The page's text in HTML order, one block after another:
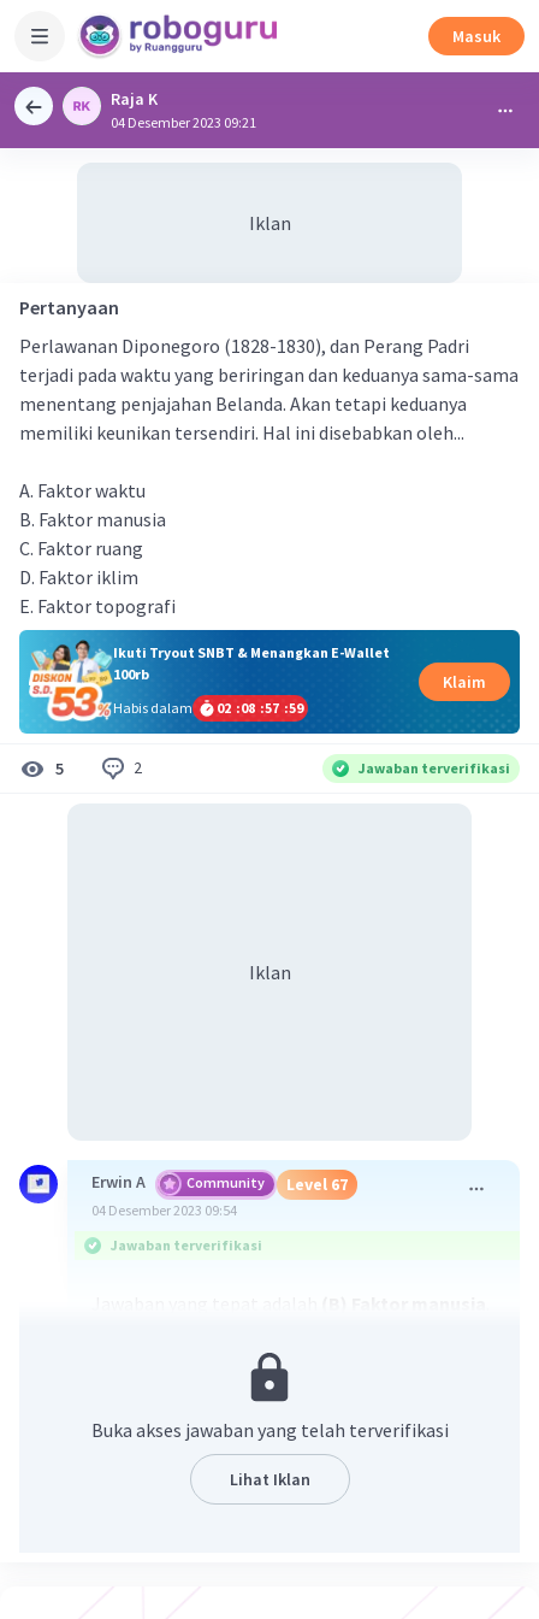
Masuk
Raja K
04 Desember 2023 09:21
Iklan
Pertanyaan
Perlawanan Diponegoro (1828-1830), dan Perang Padri
terjadi pada waktu yang beriringan dan keduanya sama-sama
menentang penjajahan Belanda. Akan tetapi keduanya
memiliki keunikan tersendiri. Hal ini disebabkan oleh...
A. Faktor waktu
B. Faktor manusia
C. Faktor ruang
D. Faktor iklim
E. Faktor topografi
Ikuti Tryout SNBT & Menangkan E-Wallet
100rb
Habis dalam
02 :08 :57 :59
Klaim
5 2 Jawaban terverifikasi
Iklan
Erwin A Community Level 67
04 Desember 2023 09:54
Jawaban terverifikasi
memiliki keunikan tersendiri karena faktor
manusia yang berperan di dalamnya.
Perlawanan Diponegoro
dipimpin oleh
Pangeran Diponegoro, seorang bangsawan Jawa
yang memiliki pengaruh besar di kalangan
rakyat. Pangeran Diponegoro memiliki
Buka akses jawaban yang telah terverifikasi
Lihat Iklan